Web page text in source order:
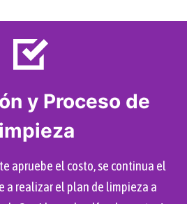
y Proceso de
apruebe el costo, se continua el
a realizar el plan de limpieza a